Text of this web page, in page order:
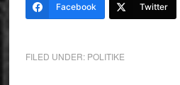
Facebook Twitter
FILED UNDER: POLITIKE